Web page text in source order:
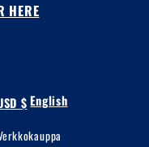
HERE
$ English